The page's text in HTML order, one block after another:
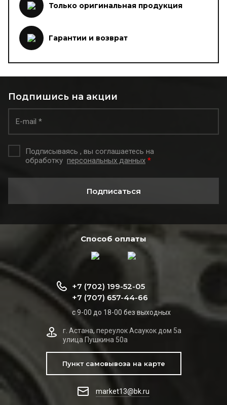
Только оригинальная продукция
Гарантии и возврат
Подпишись на акции
Подписываясь , вы соглашаетесь на
обработку персональных данных *
Подписаться
Способ оплаты
+7 (702) 199-52-05
+7 (707) 657-44-66
с 9-00 до 18-00 без выходных
г. Астана, переулок Асаукок дом 5а
улица Пушкина 50а
Пункт самовывоза на карте
market13@bk.ru